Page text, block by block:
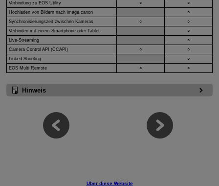
Verbindung zu EOS Utility
○
○
Hochladen von Bildern nach image.canon
○
Synchronisierungszeit zwischen Kameras
○
○
Verbinden mit einem Smartphone oder Tablet
○
Live-Streaming
○
Camera Control API (CCAPI)
○
○
Linked Shooting
○
EOS Multi Remote
○ ○
Hinweis
Über diese Website